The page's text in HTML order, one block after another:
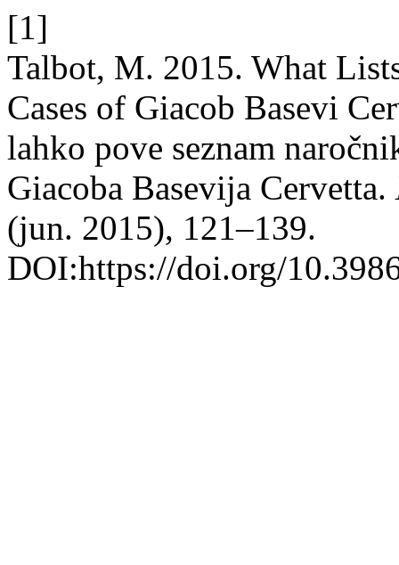
[1]
Talbot, M. 2015. What
Cases of Giacob Basevi
lahko pove seznam
Giacoba Basevija Cervetta.
(jun. 2015), 121–139.
DOI:https://doi.org/